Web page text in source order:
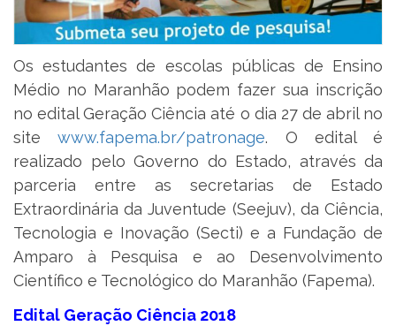
Os estudantes de escolas públicas de Ensino
Médio no Maranhão podem fazer sua inscrição
no edital Geração Ciência até o dia 27 de abril no
sitewww.fapema.br/patronage. O edital é
realizado pelo Governo do Estado, através da
parceria entre as secretarias de Estado
Extraordinária da Juventude (Seejuv), da Ciência,
Tecnologia e Inovação (Secti) e a Fundação de
Amparo à Pesquisa e ao Desenvolvimento
Científico e Tecnológico do Maranhão (Fapema).
Edital Geração Ciência 2018